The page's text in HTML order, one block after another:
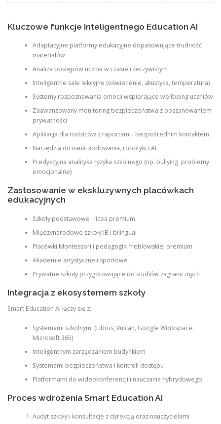
Kluczowe funkcje Inteligentnego Education AI
Adaptacyjne platformy edukacyjne dopasowujące trudność
materiałów
Analiza postępów ucznia w czasie rzeczywistym
Inteligentne sale lekcyjne (oświetlenie, akustyka, temperatura)
Systemy rozpoznawania emocji wspierające wellbeing uczniów
Zaawansowany monitoring bezpieczeństwa z poszanowaniem
prywatności
Aplikacja dla rodziców z raportami i bezpośrednim kontaktem
Narzędzia do nauki kodowania, robotyki i AI
Predykcyjna analityka ryzyka szkolnego (np. bullying, problemy
emocjonalne)
Zastosowanie w ekskluzywnych placówkach
edukacyjnych
Szkoły podstawowe i licea premium
Międzynarodowe szkoły IB i bilingual
Placówki Montessori i pedagogiki freblowskiej premium
Akademie artystyczne i sportowe
Prywatne szkoły przygotowujące do studiów zagranicznych
Integracja z ekosystemem szkoły
Smart Education AI łączy się z:
Systemami szkolnymi (Librus, Vulcan, Google Workspace,
Microsoft 365)
Inteligentnym zarządzaniem budynkiem
Systemami bezpieczeństwa i kontroli dostępu
Platformami do wideokonferencji i nauczania hybrydowego
Proces wdrożenia Smart Education AI
Audyt szkoły i konsultacje z dyrekcją oraz nauczycielami